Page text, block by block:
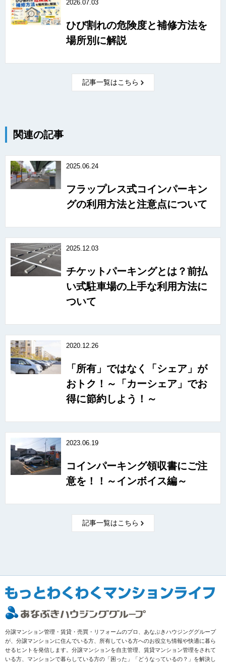
2026.07.03
ひび割れの危険度と補修方法を
場所別に解説
記事一覧はこちら
関連の記事
2025.06.24
フラップレス式コインパーキン
グの利用方法と注意点について
2025.12.03
チケットパーキングとは？前払
い式駐車場の上手な利用方法に
ついて
2020.12.26
「所有」ではなく「シェア」が
おトク！～「カーシェア」でお
得に節約しよう！～
2023.06.19
コインパーキング領収書にご注
意を！！～インボイス編～
記事一覧はこちら
分譲マンション管理・賃貸・売買・リフォームのプロ、あなぶきハウジンググループ
が、分譲マンションに住んでいる方、所有している方へのお役立ち情報や快適に暮ら
せるヒントを発信します。分譲マンションを自主管理、賃貸マンション管理をされて
いる方、マンションで暮らしている方の「困った」「どうなっているの？」を解決し